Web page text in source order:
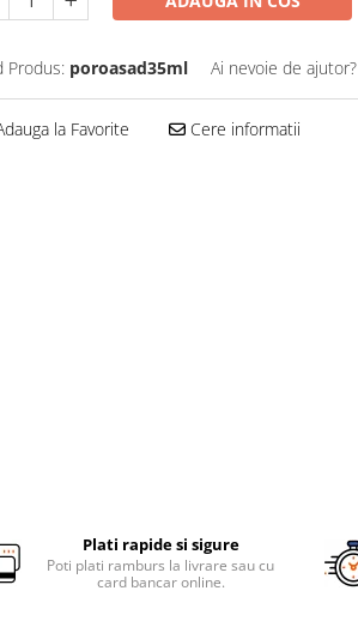
Produs: poroasad35ml Ai nevoie de ajutor?
la Favorite Cere informatii
Plati rapide si sigure
Poti plati ramburs la livrare sau cu
card bancar online.